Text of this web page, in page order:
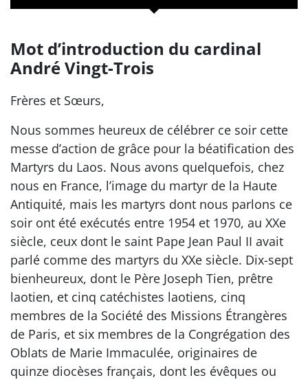
Mot d’introduction du cardinal
André Vingt-Trois
Frères et Sœurs,
Nous sommes heureux de célébrer ce soir cette
messe d’action de grâce pour la béatification des
Martyrs du Laos. Nous avons quelquefois, chez
nous en France, l’image du martyr de la Haute
Antiquité, mais les martyrs dont nous parlons ce
soir ont été exécutés entre 1954 et 1970, au XXe
siècle, ceux dont le saint Pape Jean Paul II avait
parlé comme des martyrs du XXe siècle. Dix-sept
bienheureux, dont le Père Joseph Tien, prêtre
laotien, et cinq catéchistes laotiens, cinq
membres de la Société des Missions Étrangères
de Paris, et six membres de la Congrégation des
Oblats de Marie Immaculée, originaires de
quinze diocèses français, dont les évêques ou